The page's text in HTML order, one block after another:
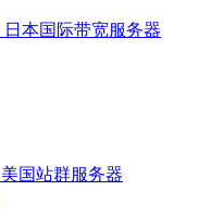
日本国际带宽服务器
美国站群服务器